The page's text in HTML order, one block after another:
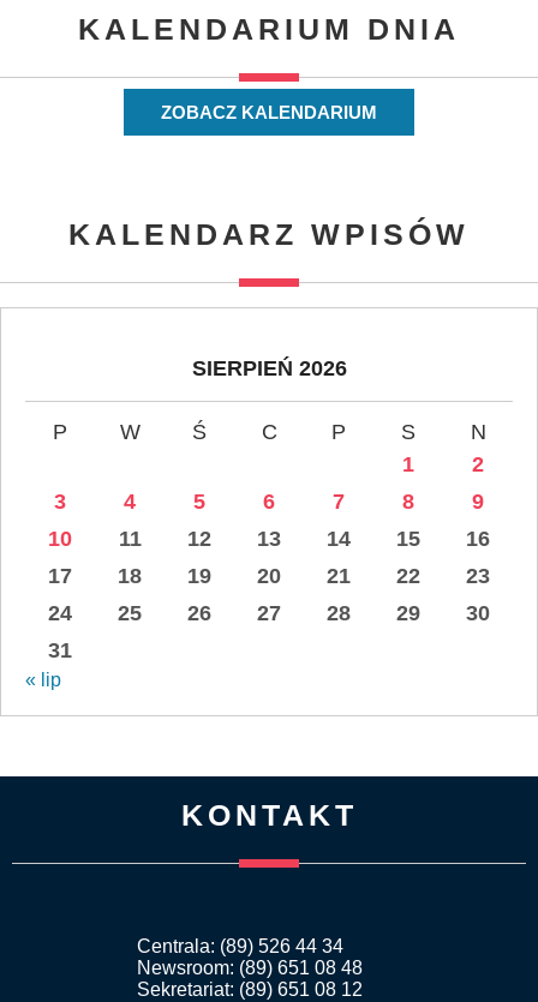
KALENDARIUM DNIA
ZOBACZ KALENDARIUM
KALENDARZ WPISÓW
SIERPIEŃ 2026
P W Ś C P S
N
1
2
3
4 5 6 7 8
9
10
11 12 13 14 15
16
17
18 19 20 21 22
23
24
25 26 27 28 29
30
31
« lip
KONTAKT
Centrala: (89) 526 44 34
Newsroom: (89) 651 08 48
Sekretariat: (89) 651 08 12